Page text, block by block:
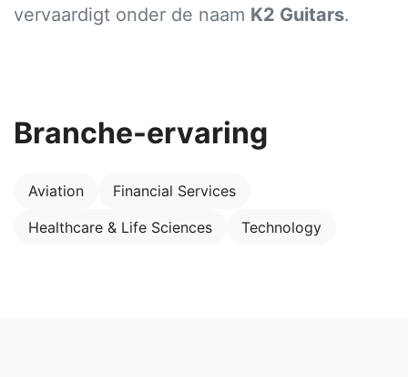
vervaardigt onder de naam K2 Guitars.
Branche-ervaring
Aviation
Financial Services
Healthcare & Life Sciences
Technology